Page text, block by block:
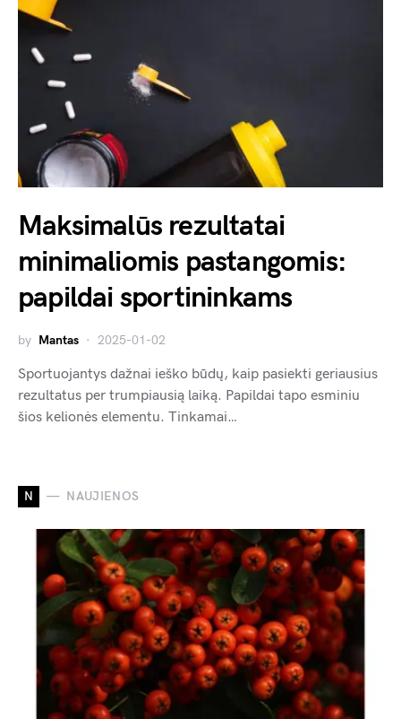
Maksimalūs rezultatai
minimaliomis pastangomis:
papildai sportininkams
by Mantas 2025-01-02
Sportuojantys dažnai ieško būdų, kaip pasiekti geriausius
rezultatus per trumpiausią laiką. Papildai tapo esminiu
šios kelionės elementu. Tinkamai…
N NAUJIENOS